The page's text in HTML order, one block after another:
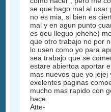
se que hago mal al
no es mia, si bien es
mal y en agun punto
es qeu lleguo jehehe)
que otro trabajo no por
lo usen como yo para
sea trabajo que se
estare abiertoa aportar
mas nuevos que yo jejej
exelentes paginas
mucho mas rapido con
hace.
Atte-